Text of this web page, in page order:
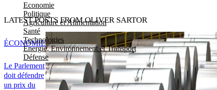
Economie
Politique
Agriculture et Alimentation
Santé
Technologies
Energie, Environnement et Transport
Défense
LATEST POSTS FROM OLIVER SARTOR
Le Parlement
doit défendre
un prix du
ÉCONOMIE